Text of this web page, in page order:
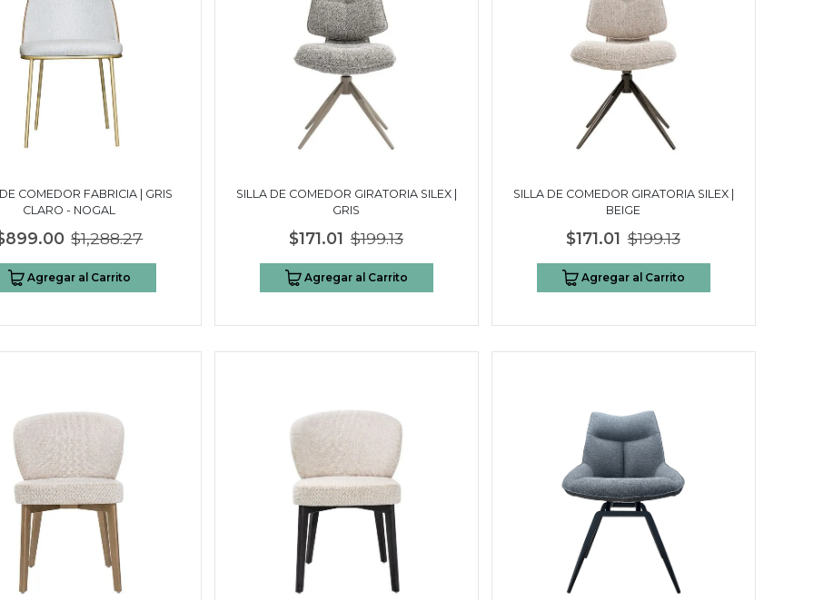
COMEDOR FABRICIA | GRIS
CLARO - NOGAL
$1,288.27
Agregar al Carrito
SILLA DE COMEDOR GIRATORIA SILEX |
GRIS
$171.01 $199.13
Agregar al Carrito
SILLA DE COMEDOR GIRATORIA SILEX |
BEIGE
$171.01 $199.13
Agregar al Carrito